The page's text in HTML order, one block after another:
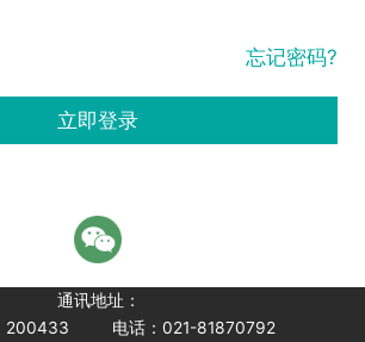
忘记密码?
立即登录
通讯地址：
200433
电话：021-81870792